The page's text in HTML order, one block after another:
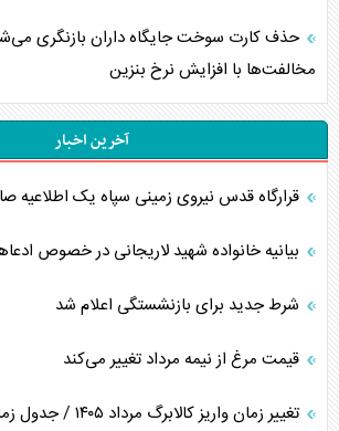
حذف کارت سوخت جایگاه داران بازنگری
مخالفت‌ها با افزایش نرخ بنزین
آخرین اخبار
قرارگاه قدس نیروی زمینی سپاه یک اطلاعیه
بیانیه خانواده شهید لاریجانی در خصوص
شرط جدید برای بازنشستگی اعلام شد
قیمت مرغ از نیمه مرداد تغییر می‌کند
تغییر زمان واریز